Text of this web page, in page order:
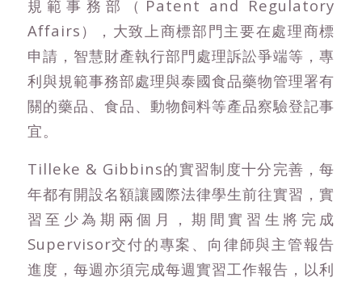
規範事務部（Patent and Regulatory
Affairs），大致上商標部門主要在處理商標
申請，智慧財產執行部門處理訴訟爭端等，專
利與規範事務部處理與泰國食品藥物管理署有
關的藥品、食品、動物飼料等產品察驗登記事
宜。
Tilleke & Gibbins的實習制度十分完善，每
年都有開設名額讓國際法律學生前往實習，實
習至少為期兩個月，期間實習生將完成
Supervisor交付的專案、向律師與主管報告
進度，每週亦須完成每週實習工作報告，以利